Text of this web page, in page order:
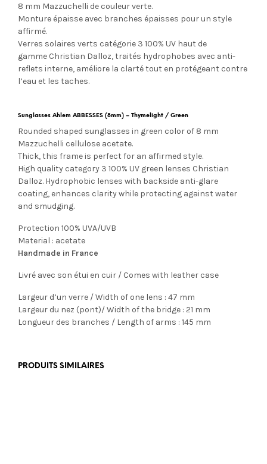
8 mm Mazzuchelli de couleur verte.
Monture épaisse avec branches épaisses pour un style
affirmé.
Verres solaires verts catégorie 3 100% UV haut de
gamme Christian Dalloz, traités hydrophobes avec anti-
reflets interne, améliore la clarté tout en protégeant contre
l’eau et les taches.
Sunglasses Ahlem ABBESSES (8mm) – Thymelight / Green
Rounded shaped sunglasses in green color of 8 mm
Mazzuchelli cellulose acetate.
Thick, this frame is perfect for an affirmed style.
High quality category 3 100% UV green lenses Christian
Dalloz. Hydrophobic lenses with backside anti-glare
coating, enhances clarity while protecting against water
and smudging.
Protection 100% UVA/UVB
Material : acetate
Handmade in France
Livré avec son étui en cuir / Comes with leather case
Largeur d’un verre / Width of one lens : 47 mm
Largeur du nez (pont)/ Width of the bridge : 21 mm
Longueur des branches / Length of arms : 145 mm
PRODUITS SIMILAIRES